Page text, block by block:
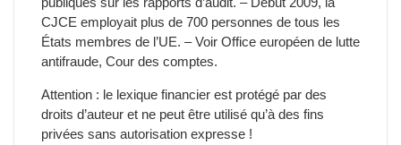
CJCE employait plus de 700 personnes de tous les
États membres de l’UE. – Voir Office européen de lutte
antifraude, Cour des comptes.
Attention : le lexique financier est protégé par des
droits d’auteur et ne peut être utilisé qu’à des fins
privées sans autorisation expresse !